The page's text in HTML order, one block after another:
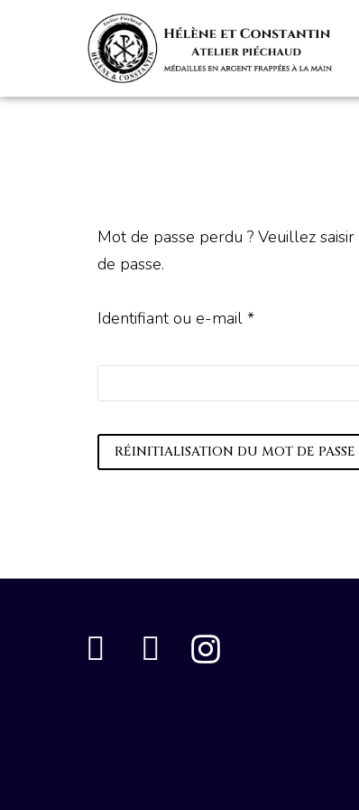
Mot de passe perdu ? Veuillez
de passe.
Identifiant ou e-mail *
RÉINITIALISATION DU MOT DE PASSE